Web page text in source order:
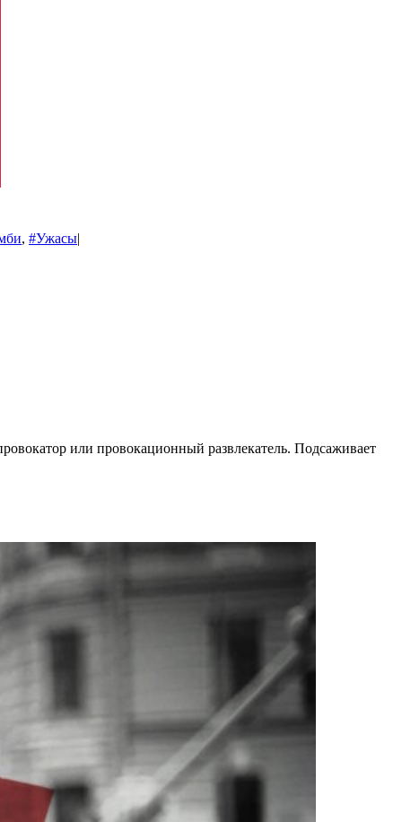
, #Ужасы|
или провокационный развлекатель. Подсаживает